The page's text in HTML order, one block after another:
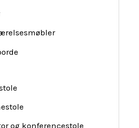
og konferencestole